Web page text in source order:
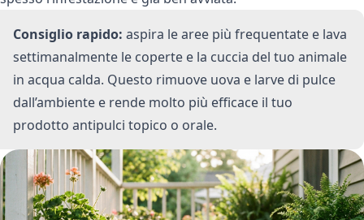
Consiglio rapido: aspira le aree più frequentate e lava
settimanalmente le coperte e la cuccia del tuo animale
in acqua calda. Questo rimuove uova e larve di pulce
dall’ambiente e rende molto più efficace il tuo
prodotto antipulci topico o orale.